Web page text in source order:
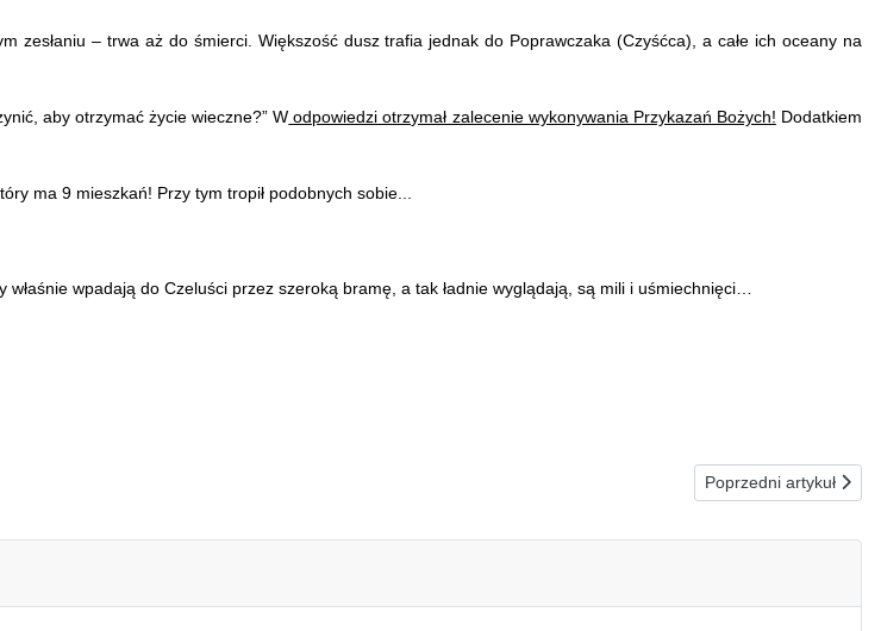
– trwa aż do śmierci. Większość dusz trafia jednak do Poprawczaka (Czyśćca), a całe ich oceany na
aby otrzymać życie wieczne?” W odpowiedzi otrzymał zalecenie wykonywania Przykazań Bożych! Dodatkiem
ma 9 mieszkań! Przy tym tropił podobnych sobie...
właśnie wpadają do Czeluści przez szeroką bramę, a tak ładnie wyglądają, są mili i uśmiechnięci…
Następna strona:
Poprzedni artykuł